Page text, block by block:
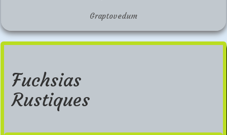
Graptovedum
Fuchsias
Rustiques